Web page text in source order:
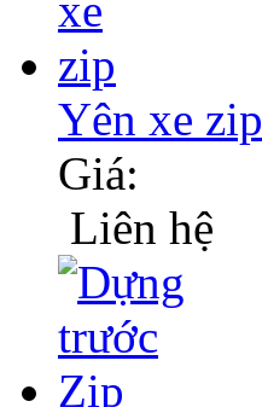
Yên xe zip
Giá:
Liên hệ